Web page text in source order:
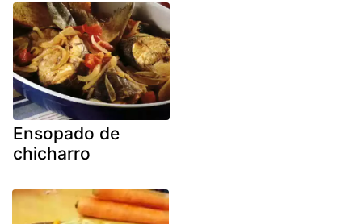
Ensopado de
chicharro